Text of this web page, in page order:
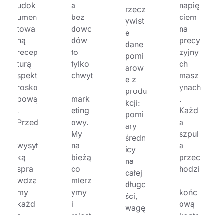
udok
umen
towa
ną
recep
turą
spekt
rosko
pową
.
Przed
wysył
ką
spra
wdza
my
każd
a
bez
dowo
dów
to
tylko
chwyt
mark
eting
owy.
My
na
bieżą
co
mierz
ymy
i
rzecz
ywist
e
dane
pomi
arow
e z
produ
kcji:
pomi
ary
średn
icy
na
całej
długo
ści,
wagę
napię
ciem
na
precy
zyjny
ch
masz
ynach
.
Każd
a
szpul
a
przec
hodzi
końc
ową